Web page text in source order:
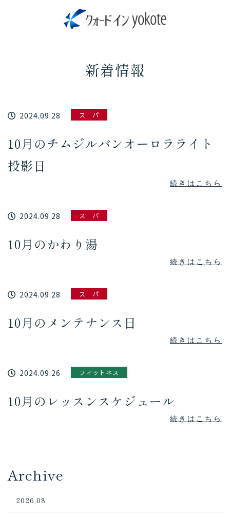
新着情報
2024.09.28 ス パ
10月のチムジルバンオーロラライト
投影日
続きはこちら
2024.09.28 ス パ
10月のかわり湯
続きはこちら
2024.09.28 ス パ
10月のメンテナンス日
続きはこちら
2024.09.26 フィットネス
10月のレッスンスケジュール
続きはこちら
Archive
2026.08